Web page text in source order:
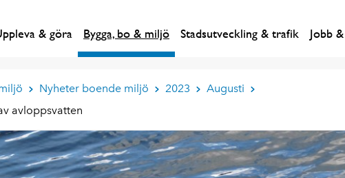
& göra Bygga, bo & miljö Stadsutveckling & trafik Jobb
Nyheter boende miljö 2023
Augusti
avloppsvatten